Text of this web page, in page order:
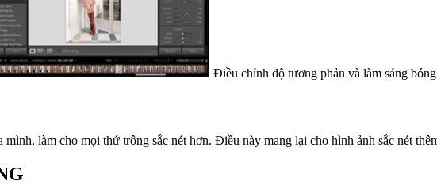
Điều chỉnh độ tương phản và làm sáng
mình, làm cho mọi thứ trông sắc nét hơn. Điều này mang lại cho hình ảnh sắc nét